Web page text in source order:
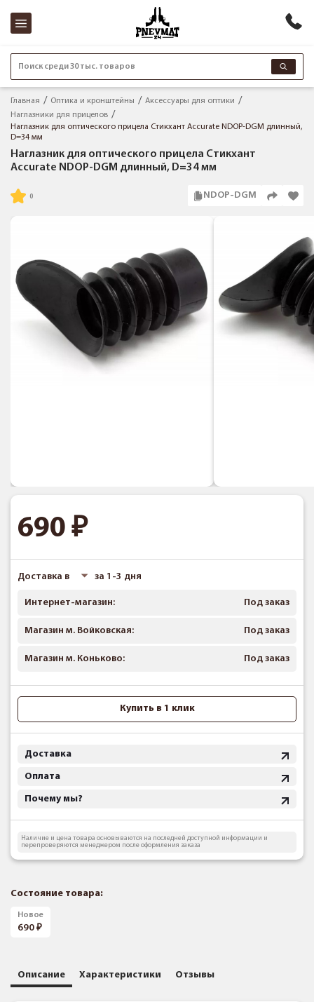
Поиск среди 30 тыс. товаров
Главная Оптика и кронштейны
Аксессуары для оптики
Наглазники для прицелов
Наглазник для оптического прицела Стикхант Accurate NDOP-DGM длинный,
D=34 мм
Наглазник для оптического прицела Стикхант
Accurate NDOP-DGM длинный, D=34 мм
NDOP-DGM
690
Доставка в за 1-3 дня
Интернет-магазин: Под заказ
Магазин м. Войковская: Под заказ
Магазин м. Коньково: Под заказ
Купить в 1 клик
Доставка
Оплата
Почему мы?
Наличие и цена товара основываются на последней доступной информации и
перепроверяются менеджером после оформления заказа
Состояние товара:
Новое
690
Описание Характеристики Отзывы